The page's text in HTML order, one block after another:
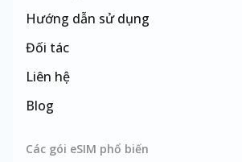
Hướng dẫn sử dụng
Đối tác
Liên hệ
Blog
Các gói eSIM phổ biến